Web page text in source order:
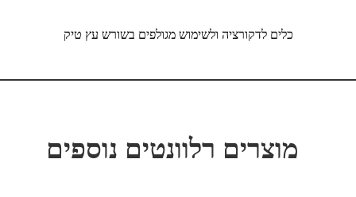
כלים לדקורציה ולשימוש מגולפים בשורש עץ טיק
מוצרים רלוונטים נוספים